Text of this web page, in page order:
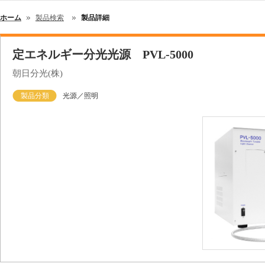
ホーム 製品検索 製品詳細
定エネルギー分光光源 PVL-5000
朝日分光(株)
製品分類 光源／照明